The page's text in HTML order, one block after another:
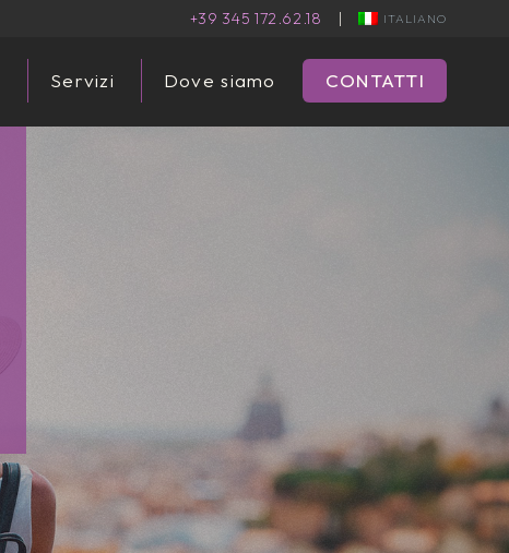
+39 345 172.62.18 | ITALIANO
Servizi Dove siamo CONTATTI